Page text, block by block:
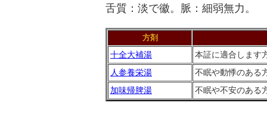
舌質：淡で徽。脈：細弱無力。
方剤
十全大補湯
本証に適合します
人参養栄湯
不眠や動悸のある
加味帰脾湯
不眠や不安のある